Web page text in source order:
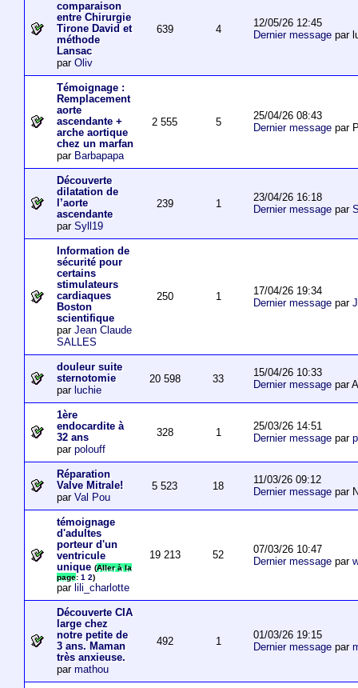
comparaison
entre Chirurgie
Tirone David et
méthode
Lansac
par Oliv
639 4
12/05/26 12:45
Dernier messagepar
Témoignage :
Remplacement
aorte
ascendante +
arche aortique
chez un marfan
par Barbapapa
2 555 5
25/04/26 08:43
Dernier messagepar
Découverte
dilatation de
l’aorte
ascendante
par Syll19
239 1
23/04/26 16:18
Dernier messagepar
Information de
sécurité pour
certains
stimulateurs
cardiaques
Boston
scientifique
par Jean Claude
SALLES
250 1
17/04/26 19:34
Dernier messagepar
douleur suite
sternotomie
par luchie
20 598 33
15/04/26 10:33
Dernier messagepar
1ère
endocardite à
32 ans
par polouff
328 1
25/03/26 14:51
Dernier messagepar
Réparation
Valve Mitrale!
par Val Pou
5 523 18
11/03/26 09:12
Dernier messagepar
témoignage
d'adultes
porteur d'un
ventricule
unique (Aller à la
page: 1 2)
par lili_charlotte
19 213 52
07/03/26 10:47
Dernier messagepar
Découverte CIA
large chez
notre petite de
3 ans. Maman
très anxieuse.
par mathou
492 1
01/03/26 19:15
Dernier messagepar